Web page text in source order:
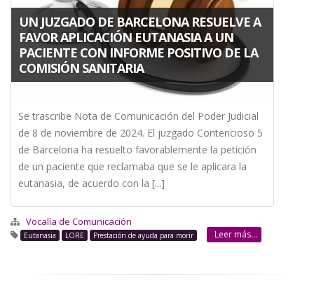
UN JUZGADO DE BARCELONA RESUELVE A
FAVOR APLICACIÓN EUTANASIA A UN
PACIENTE CON INFORME POSITIVO DE LA
COMISIÓN SANITARIA
Se trascribe Nota de Comunicación del Poder Judicial
de 8 de noviembre de 2024. El juzgado Contencioso 5
de Barcelona ha resuelto favorablemente la petición
de un paciente que reclamaba que se le aplicara la
eutanasia, de acuerdo con la [...]
Vocalía de Comunicación
Eutanasia LORE Prestación de ayuda para morir Leer más...